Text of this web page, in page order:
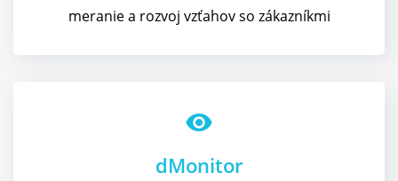
meranie a rozvoj vzťahov so zákazníkmi
visibility
dMonitor